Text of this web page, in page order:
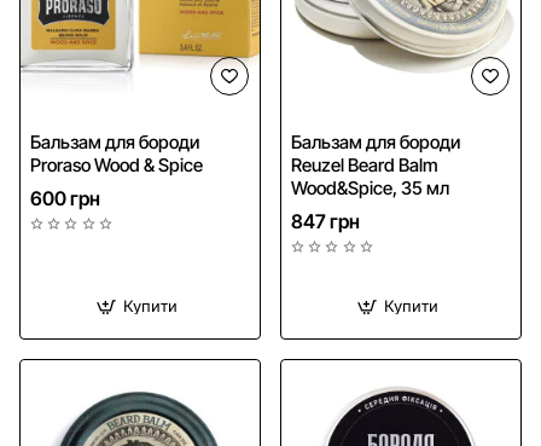
Бальзам для бороди
Proraso Wood & Spice
600 грн
Купити
Бальзам для бороди
Reuzel Beard Balm
Wood&Spice, 35 мл
847 грн
Купити